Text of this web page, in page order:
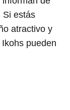
Si estás
atractivo y
pueden